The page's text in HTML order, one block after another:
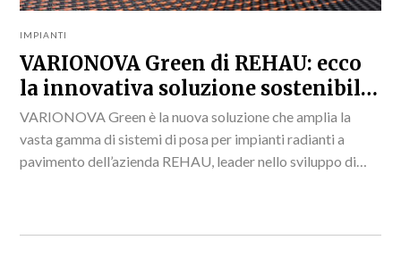
IMPIANTI
VARIONOVA Green di REHAU: ecco
la innovativa soluzione sostenibile
per l’edilizia
VARIONOVA Green è la nuova soluzione che amplia la
vasta gamma di sistemi di posa per impianti radianti a
pavimento dell’azienda REHAU, leader nello sviluppo di